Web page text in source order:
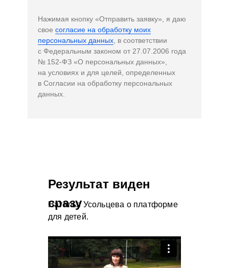
Нажимая кнопку «Отправить заявку», я даю
свое согласие на обработку моих
персональных данных , в соответствии
с Федеральным законом от 27.07.2006 года
№ 152-ФЗ «О персональных данных»,
на условиях и для целей, определенных
в Согласии на обработку персональных
данных.
Результат виден
сразу
Наталья Усольцева о платформе
для детей.